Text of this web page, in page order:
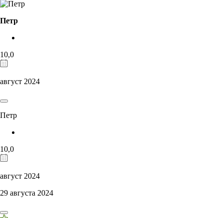
Петр
10,0
август 2024
Петр
10,0
август 2024
29 августа 2024